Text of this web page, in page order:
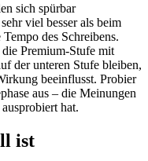
sich spürbar
viel besser als beim
des Schreibens.
Premium-Stufe mit
der unteren Stufe bleiben,
beeinflusst. Probier
aus – die Meinungen
hat.
ist